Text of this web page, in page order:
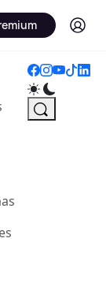
Log in